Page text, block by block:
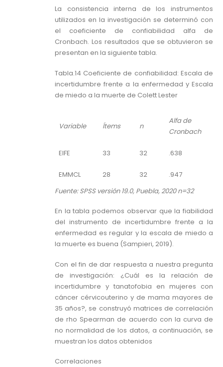
La consistencia interna de los instrumentos
utilizados en la investigación se determinó con
el coeficiente de confiabilidad alfa de
Cronbach. Los resultados que se obtuvieron se
presentan en la siguiente tabla.
Tabla.14 Coeficiente de confiabilidad: Escala de
incertidumbre frente a la enfermedad y Escala
de miedo a la muerte de Colett Lester
Variable Ítems n
Alfa de
Cronbach
EIFE 33 32 .638
EMMCL 28 32
.947
Fuente: SPSS versión 19.0, Puebla, 2020 n=32
En la tabla podemos observar que la fiabilidad
del instrumento de incertidumbre frente a la
enfermedad es regular y la escala de miedo a
la muerte es buena (Sampieri, 2019).
Con el fin de dar respuesta a nuestra pregunta
de investigación: ¿Cuál es la relación de
incertidumbre y tanatofobia en mujeres con
cáncer cérvicouterino y de mama mayores de
35 años?, se construyó matrices de correlación
de rho Spearman de acuerdo con la curva de
no normalidad de los datos, a continuación, se
muestran los datos obtenidos
Correlaciones